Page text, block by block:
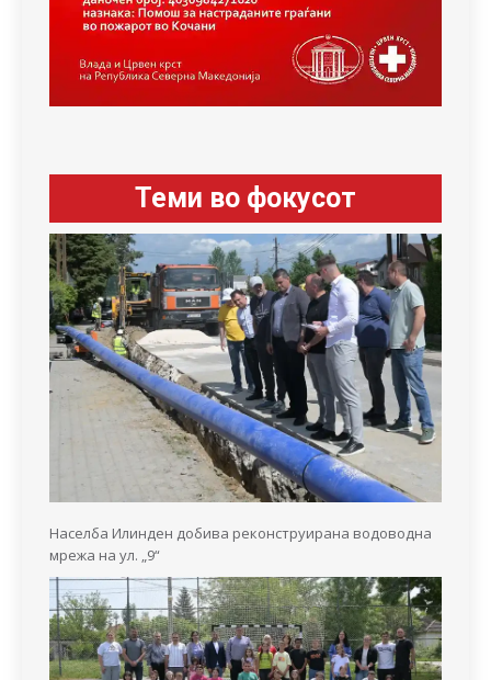
Теми во фокусот
Населба Илинден добива реконструирана водоводна
мрежа на ул. „9“